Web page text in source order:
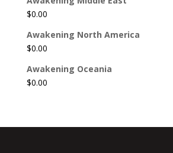
$0.00
Awakening North America
$0.00
Awakening Oceania
$0.00